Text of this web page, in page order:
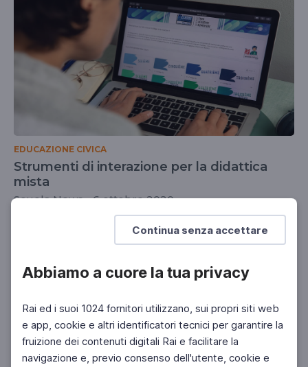
Continua senza accettare
Abbiamo a cuore la tua privacy
Rai ed i suoi 1024 fornitori utilizzano, sui propri siti web
e app, cookie e altri identificatori tecnici per garantire la
fruizione dei contenuti digitali Rai e facilitare la
navigazione e, previo consenso dell'utente, cookie e
EDUCAZIONE CIVICA
Strumenti di interazione per la didattica
mista
Scuola News - 6 ottobre 2020